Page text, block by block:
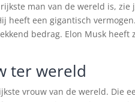
man van de wereld is, zie
heeft een gigantisch
bedrag. Elon Musk
ter wereld
vrouw van de wereld. Die